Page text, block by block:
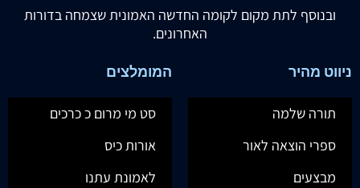
ובנוסף לתת מקום לקומה החדשה האמונית שצמחה בדורות
האחרונים.
ניווט מהיר
תורה שלמה
ספרי הוצאה לאור
מבצעים
המומלצים
סט מי מרום כ כרכים
אורות כיס
לאמונת עתנו